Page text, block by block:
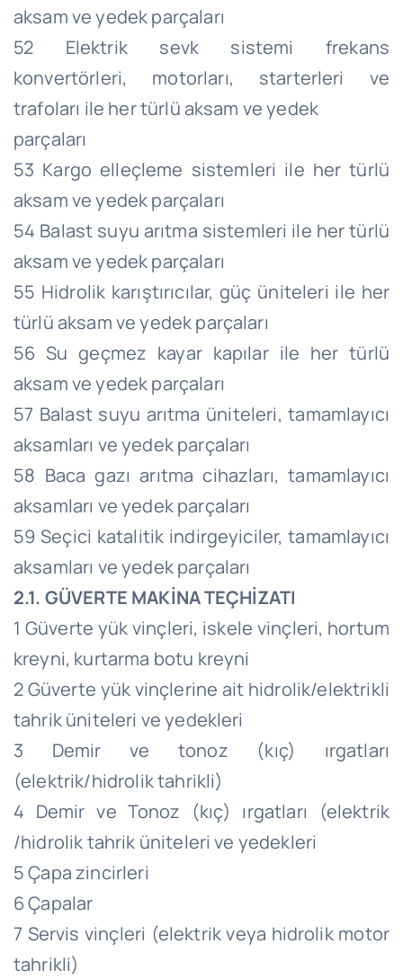
aksam ve yedek parçaları
52 Elektrik sevk sistemi frekans
konvertörleri, motorları, starterleri ve
trafoları ile her türlü aksam ve yedek
parçaları
53 Kargo elleçleme sistemleri ile her türlü
aksam ve yedek parçaları
54 Balast suyu arıtma sistemleri ile her türlü
aksam ve yedek parçaları
55 Hidrolik karıştırıcılar, güç üniteleri ile her
türlü aksam ve yedek parçaları
56 Su geçmez kayar kapılar ile her türlü
aksam ve yedek parçaları
57 Balast suyu arıtma üniteleri, tamamlayıcı
aksamları ve yedek parçaları
58 Baca gazı arıtma cihazları, tamamlayıcı
aksamları ve yedek parçaları
59 Seçici katalitik indirgeyiciler, tamamlayıcı
aksamları ve yedek parçaları
2.1. GÜVERTE MAKİNA TEÇHİZATI
1 Güverte yük vinçleri, iskele vinçleri, hortum
kreyni, kurtarma botu kreyni
2 Güverte yük vinçlerine ait hidrolik/elektrikli
tahrik üniteleri ve yedekleri
3 Demir ve tonoz (kıç) ırgatları
(elektrik/hidrolik tahrikli)
4 Demir ve Tonoz (kıç) ırgatları (elektrik
/hidrolik tahrik üniteleri ve yedekleri
5 Çapa zincirleri
6 Çapalar
7 Servis vinçleri (elektrik veya hidrolik motor
tahrikli)